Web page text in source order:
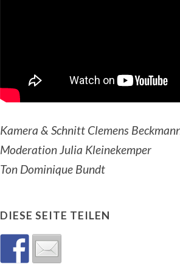
Kamera & Schnitt Clemens
Moderation Julia Kleinekemper
Ton Dominique Bundt
DIESE SEITE TEILEN